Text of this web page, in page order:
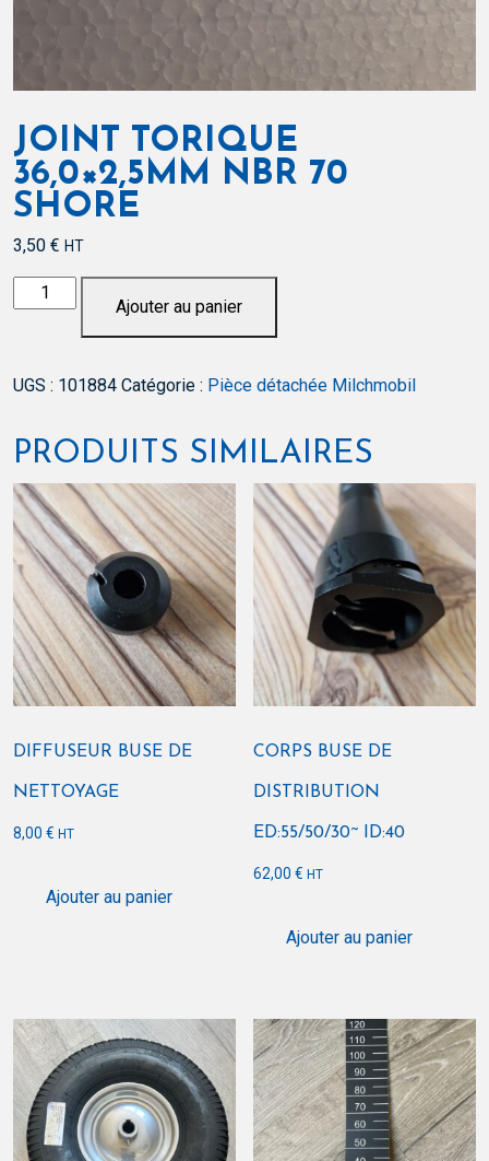
JOINT TORIQUE
36,0×2,5MM NBR 70
SHORE
3,50 € HT
quantité
de
36,0x2,5mm
70
Ajouter au panier
UGS : 101884 Catégorie : Pièce détachée Milchmobil
PRODUITS SIMILAIRES
DIFFUSEUR BUSE DE
NETTOYAGE
8,00 € HT
Ajouter au panier
CORPS BUSE DE
DISTRIBUTION
ED:55/50/30~ ID:40
62,00€ HT
Ajouter au panier